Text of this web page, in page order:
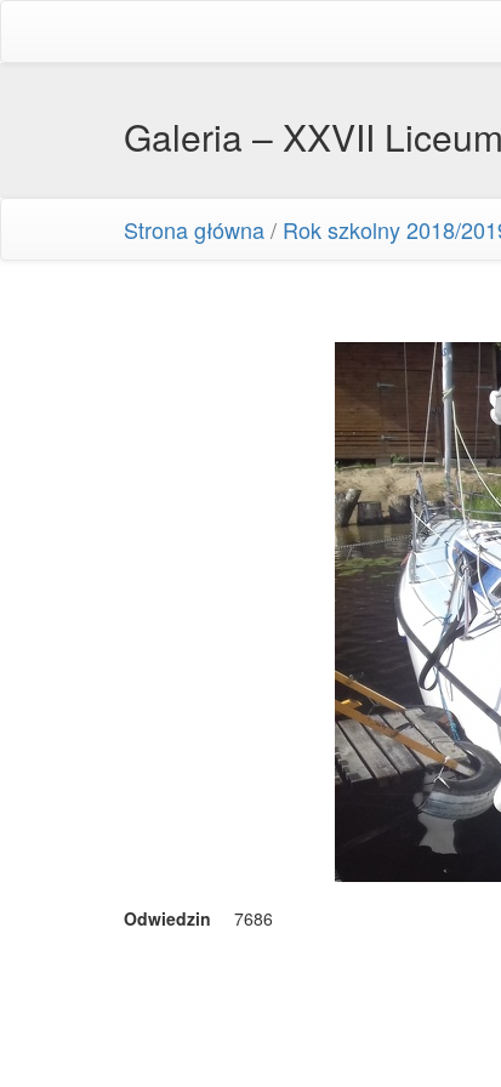
Galeria – XXVII
Strona główna/ Rok szkolny 2018/
Odwiedzin 7686